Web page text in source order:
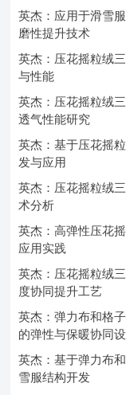
英杰：应用于滑雪
磨性提升技术
英杰：压花摇粒绒
与性能
英杰：压花摇粒绒
透气性能研究
英杰：基于压花摇
发与应用
英杰：压花摇粒绒
术分析
英杰：高弹性压花
应用实践
英杰：压花摇粒绒
度协同提升工艺
英杰：弹力布和格
的弹性与保暖协同
英杰：基于弹力布
雪服结构开发